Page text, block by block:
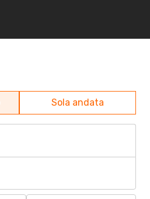
Sola andata